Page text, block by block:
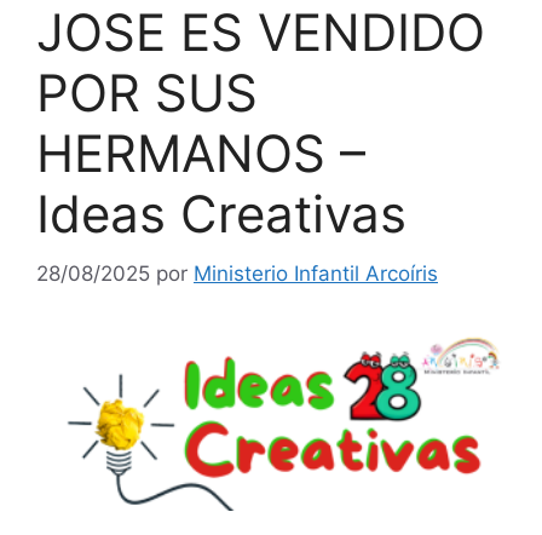
JOSE ES VENDIDO
POR SUS
HERMANOS –
Ideas Creativas
28/08/2025 por Ministerio Infantil Arcoíris